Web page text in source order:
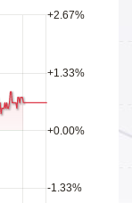
-1.33%
+0.00%
+1.33%
+2.67%